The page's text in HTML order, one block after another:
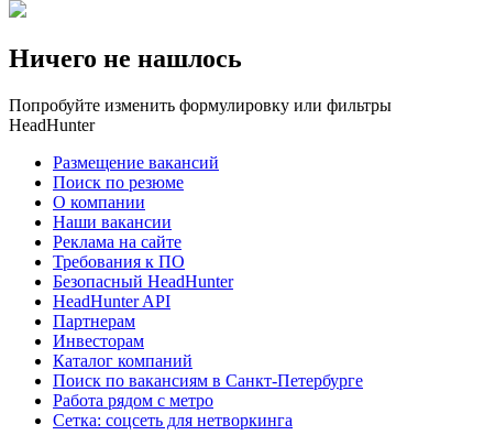
Ничего не нашлось
Попробуйте изменить формулировку или фильтры
HeadHunter
Размещение вакансий
Поиск по резюме
О компании
Наши вакансии
Реклама на сайте
Требования к ПО
Безопасный HeadHunter
HeadHunter API
Партнерам
Инвесторам
Каталог компаний
Поиск по вакансиям в Санкт-Петербурге
Работа рядом с метро
Сетка: соцсеть для нетворкинга